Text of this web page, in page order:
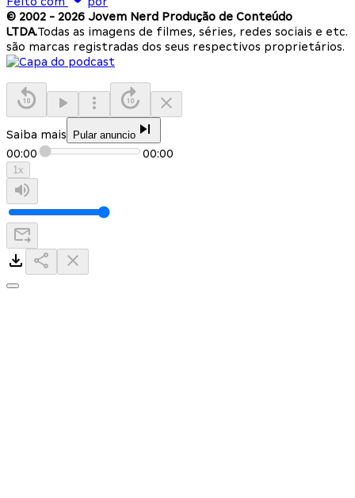
© 2002 - 2026 Jovem Nerd Produção de Conteúdo
LTDA.Todas as imagens de filmes, séries, redes sociais e etc.
são marcas registradas dos seus respectivos proprietários.
Saiba mais Pular anuncio
00:00 00:00
1x